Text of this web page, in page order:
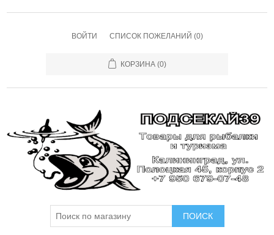
ВОЙТИ СПИСОК ПОЖЕЛАНИЙ (0)
КОРЗИНА (0)
ПОИСК